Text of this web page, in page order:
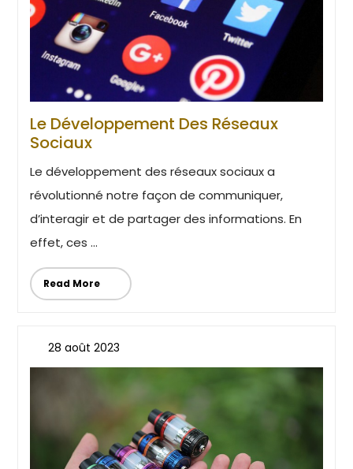
Le Développement Des Réseaux
Sociaux
Le développement des réseaux sociaux a
révolutionné notre façon de communiquer,
d’interagir et de partager des informations. En
effet, ces ...
Read More
28 août 2023